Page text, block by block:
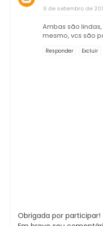
9 de setembro de
Ambas são
mesmo, vcs são
Responder Excluir
Obrigada por participar!